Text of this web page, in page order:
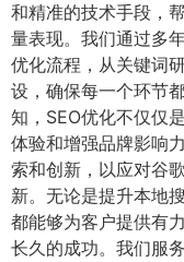
和精准的技术手段，
量表现。我们通过多
优化流程，从关键词
设，确保每一个环节
知，SEO优化不仅仅
体验和增强品牌影响
索和创新，以应对谷
新。无论是提升本地
都能够为客户提供有
长久的成功。我们服